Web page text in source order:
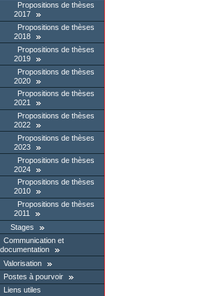
Propositions de thèses
2017
Propositions de thèses
2018
Propositions de thèses
2019
Propositions de thèses
2020
Propositions de thèses
2021
Propositions de thèses
2022
Propositions de thèses
2023
Propositions de thèses
2024
Propositions de thèses
2010
Propositions de thèses
2011
Stages
Communication et
documentation
Valorisation
Postes à pourvoir
Liens utiles